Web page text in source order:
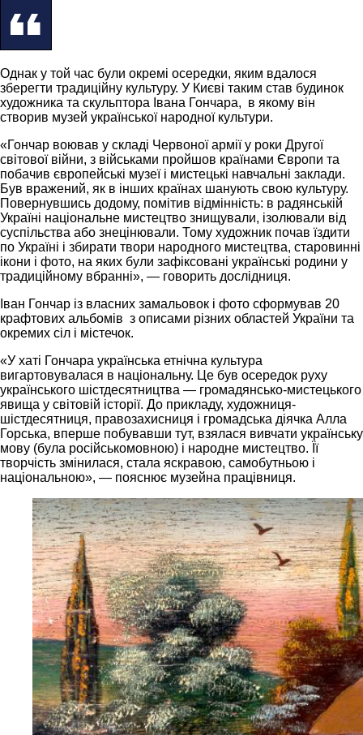
Однак у той час були окремі осередки, яким вдалося
зберегти традиційну культуру. У Києві таким став будинок
художника та скульптора Івана Гончара, в якому він
створив музей української народної культури.
«Гончар воював у складі Червоної армії у роки Другої
світової війни, з військами пройшов країнами Європи та
побачив європейські музеї і мистецькі навчальні заклади.
Був вражений, як в інших країнах шанують свою культуру.
Повернувшись додому, помітив відмінність: в радянській
Україні національне мистецтво знищували, ізолювали від
суспільства або знецінювали. Тому художник почав їздити
по Україні і збирати твори народного мистецтва, старовинні
ікони і фото, на яких були зафіксовані українські родини у
традиційному вбранні», — говорить дослідниця.
Іван Гончар із власних замальовок і фото сформував 20
крафтових альбомів з описами різних областей України та
окремих сіл і містечок.
«У хаті Гончара українська етнічна культура
вигартовувалася в національну. Це був осередок руху
українського шістдесятництва — громадянсько-мистецького
явища у світовій історії. До прикладу, художниця-
шістдесятниця, правозахисниця і громадська діячка Алла
Горська, вперше побувавши тут, взялася вивчати українську
мову (була російськомовною) і народне мистецтво. Її
творчість змінилася, стала яскравою, самобутньою і
національною», — пояснює музейна працівниця.